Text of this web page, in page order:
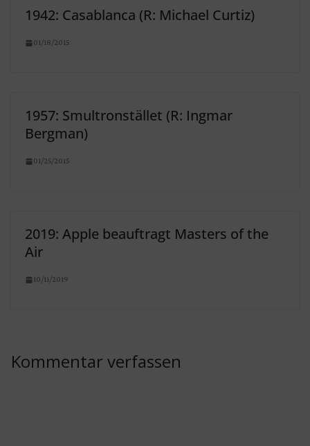
1942: Casablanca (R: Michael Curtiz)
01/18/2015
1957: Smultronstället (R: Ingmar
Bergman)
01/25/2015
2019: Apple beauftragt Masters of the
Air
10/11/2019
Kommentar verfassen